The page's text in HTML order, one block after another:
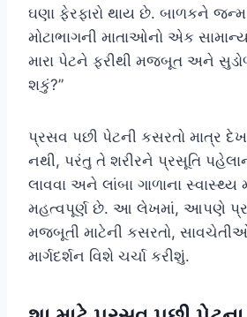
ઘણા ફેરફારો થાય છે. બાળકને
મોટાભાગની માતાઓનો એક
મારા પેટને ફરીથી મજબૂત અને
શકું?”
પ્રસવ પછી પેટની કસરતો માત્ર
નથી, પરંતુ તે શરીરને પ્રસૂતિ
લાવવા અને લાંબા ગાળાના
મહત્વપૂર્ણ છે. આ લેખમાં, આપણે
મજબૂતી માટેની કસરતો,
માર્ગદર્શન વિશે ચર્ચા કરીશું.